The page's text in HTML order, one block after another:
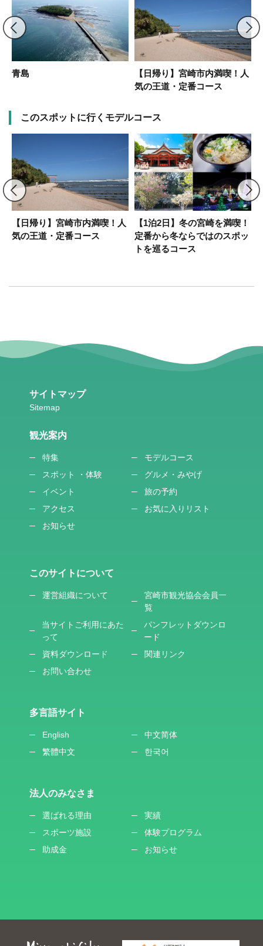
青島
【日帰り】宮崎市内満喫！人
気の王道・定番コース
このスポットに行くモデルコース
【日帰り】宮崎市内満喫！人
気の王道・定番コース
【1泊2日】冬の宮崎を満喫！
定番から冬ならではのスポッ
トを巡るコース
サイトマップ
観光案内
特集
モデルコース
スポット ・体験
グルメ・みやげ
イベント
旅の予約
アクセス
お気に入りリスト
お知らせ
このサイトについて
運営組織について
宮崎市観光協会会員一
覧
当サイトご利用にあた
って
パンフレットダウンロ
ード
資料ダウンロード
関連リンク
お問い合わせ
多言語サイト
English
中文简体
繁體中文
한국어
法人のみなさま
選ばれる理由
実績
スポーツ施設
体験プログラム
助成金
お知らせ